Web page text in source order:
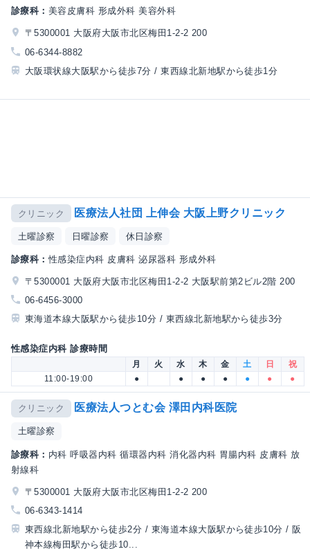
診療科： 美容皮膚科 形成外科 美容外科
〒5300001 大阪府大阪市北区梅田1-2-2 200
06-6344-8882
大阪環状線大阪駅から徒歩7分 / 東西線北新地駅から徒歩1分
クリニック 医療法人社団 上伸会 大阪上野クリニック
土曜診察 日曜診察 休日診察
診療科：性感染症内科 皮膚科 泌尿器科 形成外科
〒5300001 大阪府大阪市北区梅田1-2-2 大阪駅前第2ビル2階 200
06-6456-3000
東海道本線大阪駅から徒歩10分 / 東西線北新地駅から徒歩3分
性感染症内科 診療時間
月 火 水 木 金 土 日
祝
11:00-19:00
● ● ● ● ● ● ●
クリニック 医療法人つとむ会 澤田内科医院
土曜診察
診療科： 内科 呼吸器内科 循環器内科 消化器内科 胃腸内科 皮膚科 放
射線科
〒5300001 大阪府大阪市北区梅田1-2-2 200
06-6343-1414
東西線北新地駅から徒歩2分 / 東海道本線大阪駅から徒歩10分 / 阪
神本線梅田駅から徒歩10...